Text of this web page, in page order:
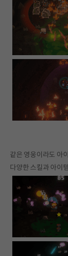
같은 영웅이라도 아
다양한 스킬과 아이